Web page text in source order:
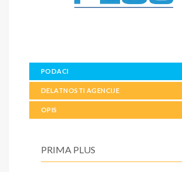
PODACI
DELATNOSTI AGENCIJE
OPIS
PRIMA PLUS